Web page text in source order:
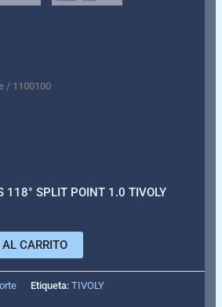
/ 1100100
118° SPLIT POINT 1.0 TIVOLY
CARRITO
Etiqueta:TIVOLY